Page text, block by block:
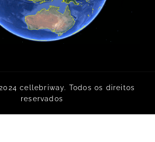
cellebriway. Todos os direitos
reservados